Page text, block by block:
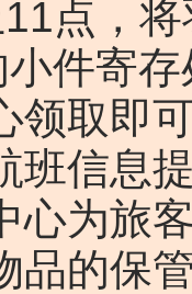
11点，
件寄
领取即
班信息
心为旅
品的保